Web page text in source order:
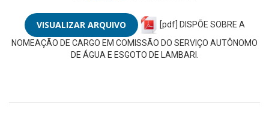
VISUALIZAR ARQUIVO
[pdf] DISPÕE SOBRE A
NOMEAÇÃO DE CARGO EM COMISSÃO DO SERVIÇO AUTÔNOMO
DE ÁGUA E ESGOTO DE LAMBARI.